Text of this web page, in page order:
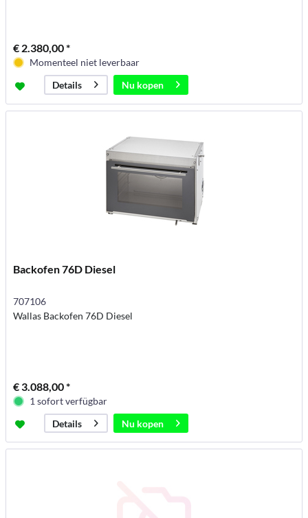
€ 2.380,00 *
Momenteel niet leverbaar
Details
Nu kopen
Backofen 76D Diesel
707106
Wallas Backofen 76D Diesel
€ 3.088,00 *
1 sofort verfügbar
Details
Nu kopen